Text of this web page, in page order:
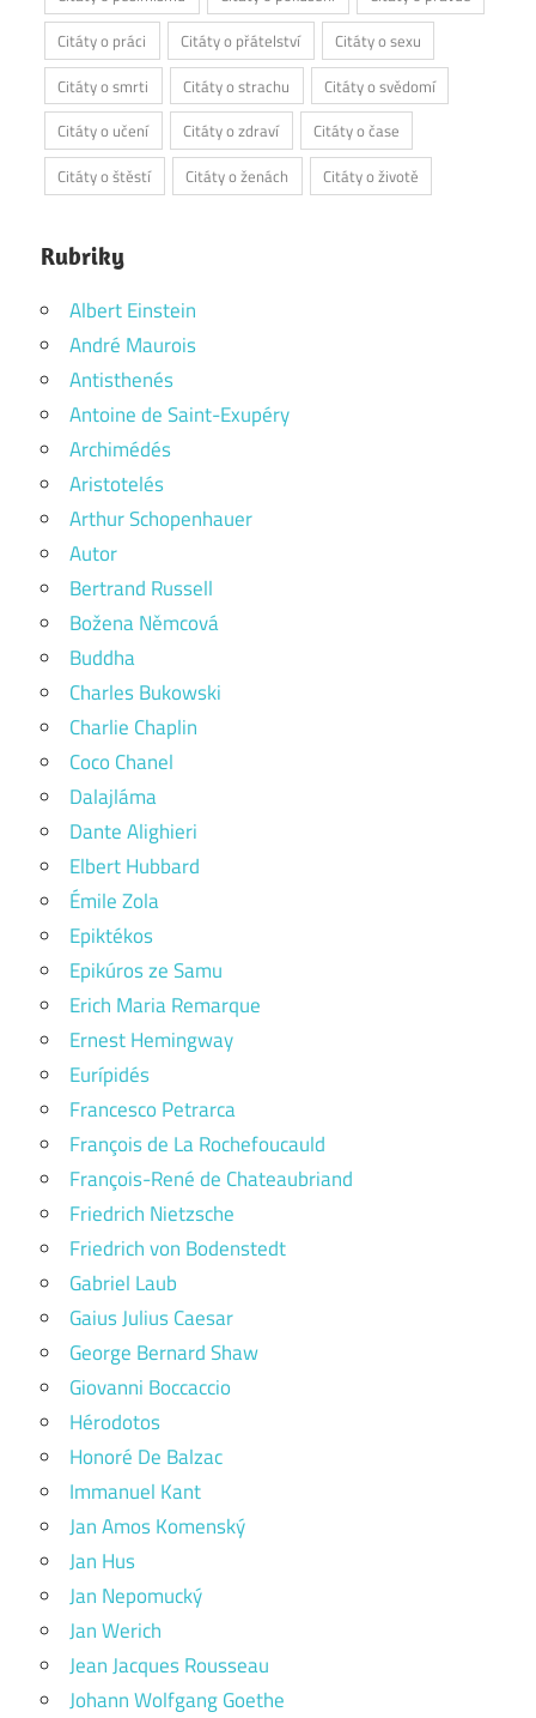
Citáty o práci
Citáty o přátelství
Citáty o sexu
Citáty o smrti
Citáty o strachu
Citáty o svědomí
Citáty o učení
Citáty o zdraví
Citáty o čase
Citáty o štěstí
Citáty o ženách Citáty o životě
Rubriky
Albert Einstein
André Maurois
Antisthenés
Antoine de Saint-Exupéry
Archimédés
Aristotelés
Arthur Schopenhauer
Autor
Bertrand Russell
Božena Němcová
Buddha
Charles Bukowski
Charlie Chaplin
Coco Chanel
Dalajláma
Dante Alighieri
Elbert Hubbard
Émile Zola
Epiktékos
Epikúros ze Samu
Erich Maria Remarque
Ernest Hemingway
Eurípidés
Francesco Petrarca
François de La Rochefoucauld
François-René de Chateaubriand
Friedrich Nietzsche
Friedrich von Bodenstedt
Gabriel Laub
Gaius Julius Caesar
George Bernard Shaw
Giovanni Boccaccio
Hérodotos
Honoré De Balzac
Immanuel Kant
Jan Amos Komenský
Jan Hus
Jan Nepomucký
Jan Werich
Jean Jacques Rousseau
Johann Wolfgang Goethe